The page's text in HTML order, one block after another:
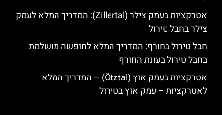
אטרקציות בעמק צילר (Zillertal): המדריך המלא לעמק
צילר בחבל טירול
חבל טירול בחורף: המדריך המלא לחופשה מושלמת
בחבל טירול בעונת החורף
אטרקציות בעמק אוץ (Ötztal) – המדריך המלא
לאטרקציות – עמק אוץ בטירול